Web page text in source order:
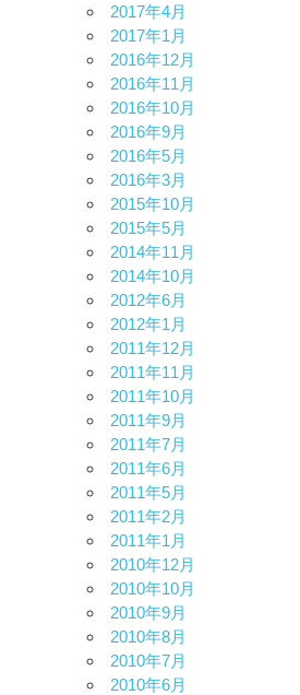
2017年4月
2017年1月
2016年12月
2016年11月
2016年10月
2016年9月
2016年5月
2016年3月
2015年10月
2015年5月
2014年11月
2014年10月
2012年6月
2012年1月
2011年12月
2011年11月
2011年10月
2011年9月
2011年7月
2011年6月
2011年5月
2011年2月
2011年1月
2010年12月
2010年10月
2010年9月
2010年8月
2010年7月
2010年6月